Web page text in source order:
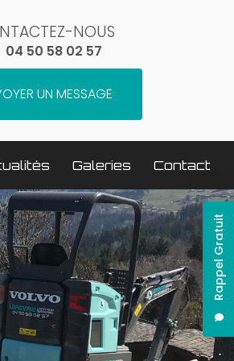
NOUS
04 50 58 02 57
UN MESSAGE
Rappel Gratuit
Galeries Contact